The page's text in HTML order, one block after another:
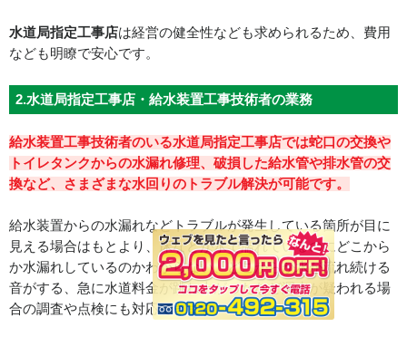
水道局指定工事店は経営の健全性なども求められるため、費用
なども明瞭で安心です。
2.水道局指定工事店・給水装置工事技術者の業務
給水装置工事技術者のいる水道局指定工事店では蛇口の交換や
トイレタンクからの水漏れ修理、破損した給水管や排水管の交
換など、さまざまな水回りのトラブル解決が可能です。
給水装置からの水漏れなどトラブルが発生している箇所が目に
見える場合はもとより、床などが水で濡れているのにどこから
か水漏れしているのかわからない、どこからか水が流れ続ける
音がする、急に水道料金が跳ね上がったなど漏水が疑われる場
合の調査や点検にも対応できます。